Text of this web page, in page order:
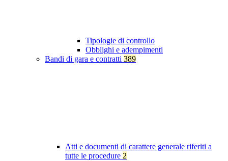
Tipologie di controllo
Obblighi e adempimenti
Bandi di gara e contratti 389
Atti e documenti di carattere generale riferiti a
tutte le procedure 2